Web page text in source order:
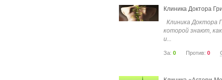
Клиника Доктора
Клиника Доктора
которой знают,
и...
За: 0 Против: 0